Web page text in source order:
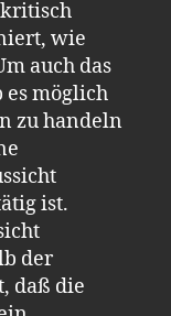
kritisch
wie
auch das
es möglich
zu handeln
ist.
der
daß die